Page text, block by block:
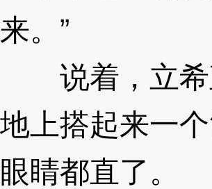
来。”
说着，立希
地上搭起来一
眼睛都直了。